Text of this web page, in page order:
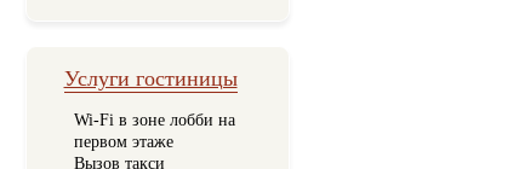
Услуги гостиницы
Wi-Fi в зоне лобби на
первом этаже
Вызов такси